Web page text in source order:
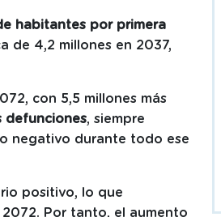
habitantes por primera
de 4,2 millones en 2037,
con 5,5 millones más
defunciones, siempre
negativo durante todo ese
positivo, lo que
Por tanto, el aumento